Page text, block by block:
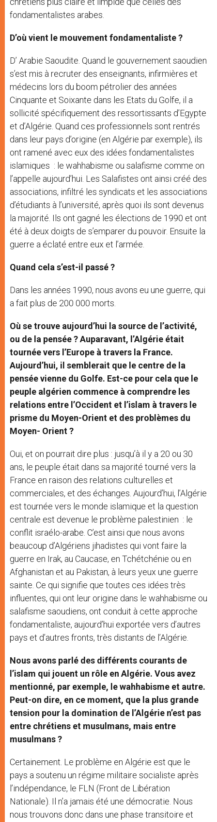
fondamentalistes arabes.
D’où vient le mouvement fondamentaliste ?
D’ Arabie Saoudite. Quand le gouvernement saoudien
s’est mis à recruter des enseignants, infirmières et
médecins lors du boom pétrolier des années
Cinquante et Soixante dans les Etats du Golfe, il a
sollicité spécifiquement des ressortissants d’Egypte
et d’Algérie. Quand ces professionnels sont rentrés
dans leur pays d’origine (en Algérie par exemple), ils
ont ramené avec eux des idées fondamentalistes
islamiques : le wahhabisme ou salafisme comme on
l’appelle aujourd’hui. Les Salafistes ont ainsi créé des
associations, infiltré les syndicats et les associations
d’étudiants à l’université, après quoi ils sont devenus
la majorité. Ils ont gagné les élections de 1990 et ont
été à deux doigts de s’emparer du pouvoir. Ensuite la
guerre a éclaté entre eux et l’armée.
Quand cela s’est-il passé ?
Dans les années 1990, nous avons eu une guerre, qui
a fait plus de 200 000 morts.
Où se trouve aujourd’hui la source de l’activité,
ou de la pensée ? Auparavant, l’Algérie était
tournée vers l’Europe à travers la France.
Aujourd’hui, il semblerait que le centre de la
pensée vienne du Golfe. Est-ce pour cela que le
peuple algérien commence à comprendre les
relations entre l’Occident et l’islam à travers le
prisme du Moyen-Orient et des problèmes du
Moyen- Orient ?
Oui, et on pourrait dire plus : jusqu’à il y a 20 ou 30
ans, le peuple était dans sa majorité tourné vers la
France en raison des relations culturelles et
commerciales, et des échanges. Aujourd’hui, l’Algérie
est tournée vers le monde islamique et la question
centrale est devenue le problème palestinien : le
conflit israélo-arabe. C’est ainsi que nous avons
beaucoup d’Algériens jihadistes qui vont faire la
guerre en Irak, au Caucase, en Tchétchénie ou en
Afghanistan et au Pakistan, à leurs yeux une guerre
sainte. Ce qui signifie que toutes ces idées très
influentes, qui ont leur origine dans le wahhabisme ou
salafisme saoudiens, ont conduit à cette approche
fondamentaliste, aujourd’hui exportée vers d’autres
pays et d’autres fronts, très distants de l’Algérie.
Nous avons parlé des différents courants de
l’islam qui jouent un rôle en Algérie. Vous avez
mentionné, par exemple, le wahhabisme et autre.
Peut-on dire, en ce moment, que la plus grande
tension pour la domination de l’Algérie n’est pas
entre chrétiens et musulmans, mais entre
musulmans ?
Certainement. Le problème en Algérie est que le
pays a soutenu un régime militaire socialiste après
l’indépendance, le FLN (Front de Libération
Nationale). Il n’a jamais été une démocratie. Nous
nous trouvons donc dans une phase transitoire et